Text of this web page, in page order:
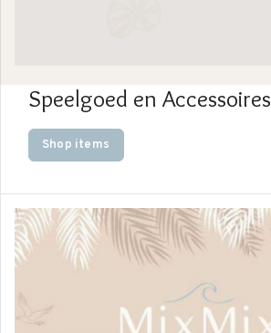
Speelgoed en Accessoires
Shop items